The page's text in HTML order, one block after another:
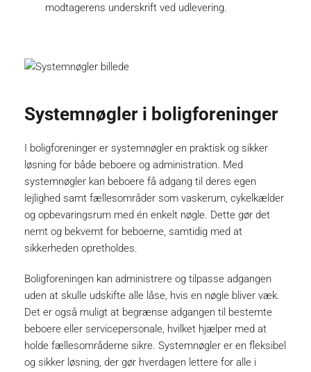
modtagerens underskrift ved udlevering.
Systemnøgler i boligforeninger
I boligforeninger er systemnøgler en praktisk og sikker
løsning for både beboere og administration. Med
systemnøgler kan beboere få adgang til deres egen
lejlighed samt fællesområder som vaskerum, cykelkælder
og opbevaringsrum med én enkelt nøgle. Dette gør det
nemt og bekvemt for beboerne, samtidig med at
sikkerheden opretholdes.
Boligforeningen kan administrere og tilpasse adgangen
uden at skulle udskifte alle låse, hvis en nøgle bliver væk.
Det er også muligt at begrænse adgangen til bestemte
beboere eller servicepersonale, hvilket hjælper med at
holde fællesområderne sikre. Systemnøgler er en fleksibel
og sikker løsning, der gør hverdagen lettere for alle i